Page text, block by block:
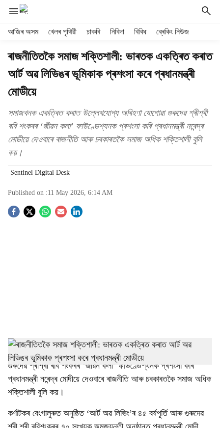
আজিৰ অসম খেলৰ পৃথিৱী চাকৰি নিবিদা বিবিধ ব্ৰেকিং নিউজ
ৰাজনীতিতকৈ সমাজ শক্তিশালী: ভাৰতক একত্ৰিত কৰাত
আৰ্ট অৱ লিভিঙৰ ভূমিকাক প্ৰশংসা কৰে প্ৰধানমন্ত্ৰী
মোডীয়ে
সমাজখনক একত্ৰিত কৰাত উল্লেখযোগ্য অৰিহণা যোগোৱা গুৰুদেৱ শ্ৰীশ্ৰী
ৰবি শংকৰৰ ‘জীৱন কলা’ ফাউণ্ডেশ্যনক প্ৰশংসা কৰি প্ৰধানমন্ত্ৰী নৰেন্দ্ৰ
মোডীয়ে দেওবাৰে ৰাজনীতি আৰু চৰকাৰতকৈ সমাজ অধিক শক্তিশালী বুলি
কয়।
Sentinel Digital Desk
Published on :11 May 2026, 6:14 AM
S
h
a
r
e
বেংগালুৰুঃ সমাজখনক একত্ৰিত কৰাত উল্লেখযোগ্য অৰিহণা যোগোৱা
গুৰুদেৱ শ্ৰীশ্ৰী ৰবি শংকৰৰ ‘জীৱন কলা’ ফাউণ্ডেশ্যনক প্ৰশংসা কৰি
প্ৰধানমন্ত্ৰী নৰেন্দ্ৰ মোদীয়ে দেওবাৰে ৰাজনীতি আৰু চৰকাৰতকৈ সমাজ অধিক
শক্তিশালী বুলি কয়।
কৰ্ণাটকৰ বেংগালুৰুত অনুষ্ঠিত ‘আৰ্ট অৱ লিভিং’ৰ ৪৫ বৰ্ষপূর্তি আৰু গুৰুদেৱ